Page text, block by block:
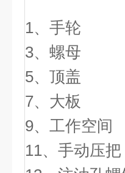
1、手轮
3、螺母
5、顶盖
7、大板
9、工作空
11、手动压